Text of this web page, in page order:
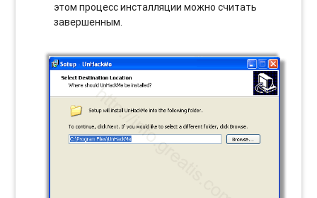
этом процесс инсталляции можно считать
завершенным.